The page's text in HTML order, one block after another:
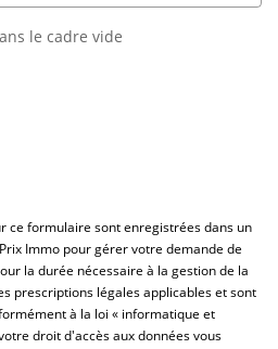
le cadre vide
ce formulaire sont enregistrées dans un
Immo pour gérer votre demande de
la durée nécessaire à la gestion de la
prescriptions légales applicables et sont
à la loi « informatique et
droit d'accès aux données vous